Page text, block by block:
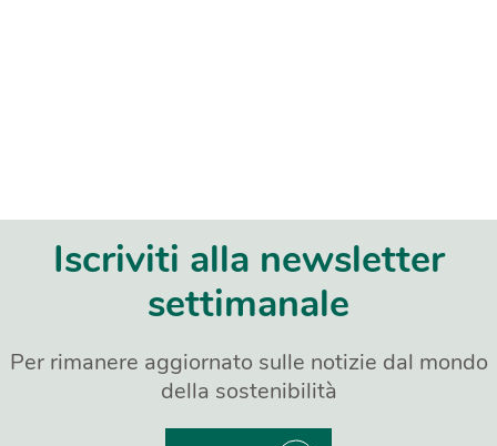
Iscriviti alla newsletter
settimanale
Per rimanere aggiornato sulle notizie dal mondo
della sostenibilità